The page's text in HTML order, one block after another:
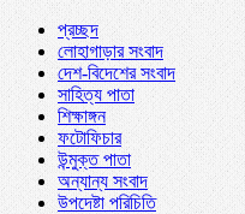
প্রচ্ছদ
লোহাগাড়ার সংবাদ
দেশ-বিদেশের সংবাদ
সাহিত্য পাতা
শিক্ষাঙ্গন
ফটোফিচার
উন্মুক্ত পাতা
অন্যান্য সংবাদ
উপদেষ্টা পরিচিতি